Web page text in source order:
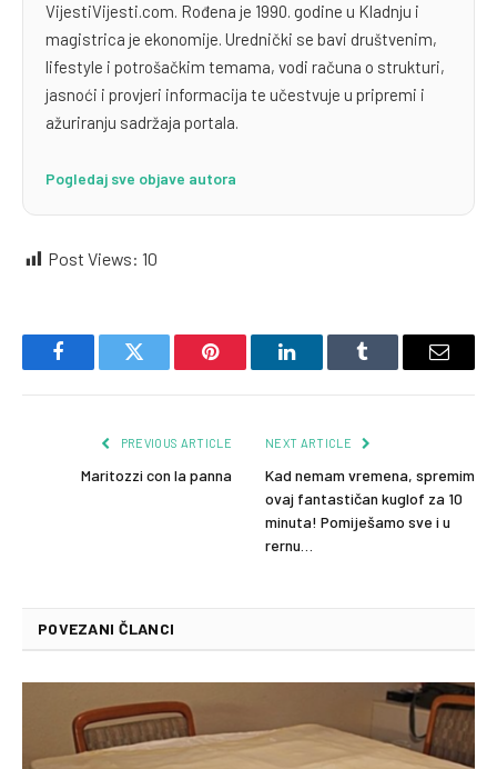
VijestiVijesti.com. Rođena je 1990. godine u Kladnju i
magistrica je ekonomije. Urednički se bavi društvenim,
lifestyle i potrošačkim temama, vodi računa o strukturi,
jasnoći i provjeri informacija te učestvuje u pripremi i
ažuriranju sadržaja portala.
Pogledaj sve objave autora
Post Views: 10
FacebookTwitter Pinterest LinkedInTumblr Email
PREVIOUS ARTICLE
Maritozzi con la panna
NEXT ARTICLE
Kad nemam vremena, spremim
ovaj fantastičan kuglof za 10
minuta! Pomiješamo sve i u
rernu…
POVEZANI ČLANCI